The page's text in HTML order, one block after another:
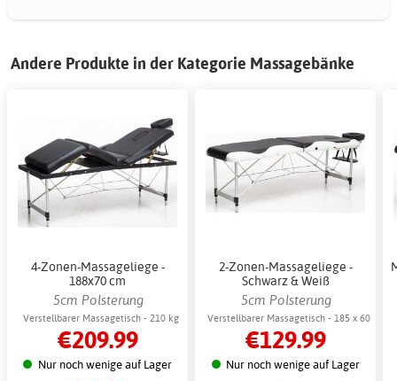
Andere Produkte in der Kategorie Massagebänke
4-Zonen-Massageliege -
188x70 cm
5cm Polsterung
Verstellbarer Massagetisch - 210 kg
€209.99
Nur noch wenige auf Lager
2-Zonen-Massageliege -
Schwarz & Weiß
5cm Polsterung
Verstellbarer Massagetisch - 185 x 60
cm
€129.99
Nur noch wenige auf Lager